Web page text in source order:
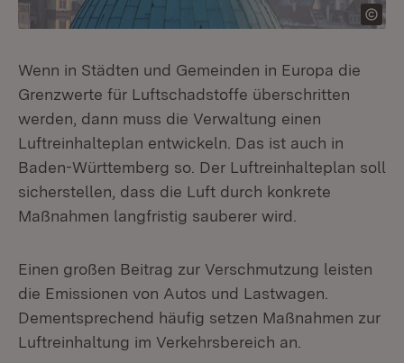
Wenn in Städten und Gemeinden in Europa die
Grenzwerte für Luftschadstoffe überschritten
werden, dann muss die Verwaltung einen
Luftreinhalteplan entwickeln. Das ist auch in
Baden-Württemberg so. Der Luftreinhalteplan soll
sicherstellen, dass die Luft durch konkrete
Maßnahmen langfristig sauberer wird.
Einen großen Beitrag zur Verschmutzung leisten
die Emissionen von Autos und Lastwagen.
Dementsprechend häufig setzen Maßnahmen zur
Luftreinhaltung im Verkehrsbereich an.